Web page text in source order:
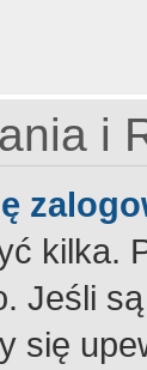
i
kilka.
Jeśli
się